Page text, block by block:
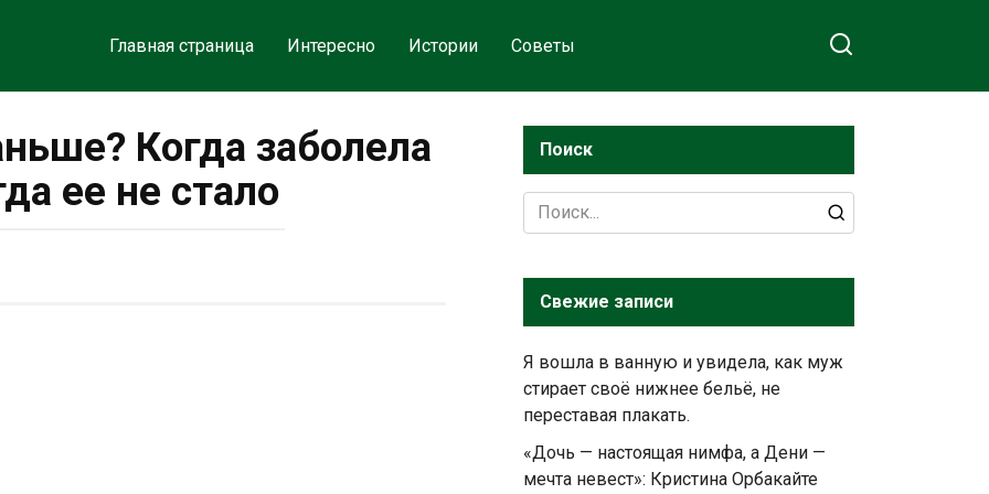
Главная страница Интересно Истории Советы
Когда заболела
ее не стало
Поиск
Search
for:
Свежие записи
Я вошла в ванную и увидела, как муж
стирает своё нижнее бельё, не
переставая плакать.
«Дочь — настоящая нимфа, а Дени —
мечта невест»: Кристина Орбакайте